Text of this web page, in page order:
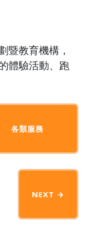
暨教育機構，
體驗活動、跑
各類服務
NEXT →